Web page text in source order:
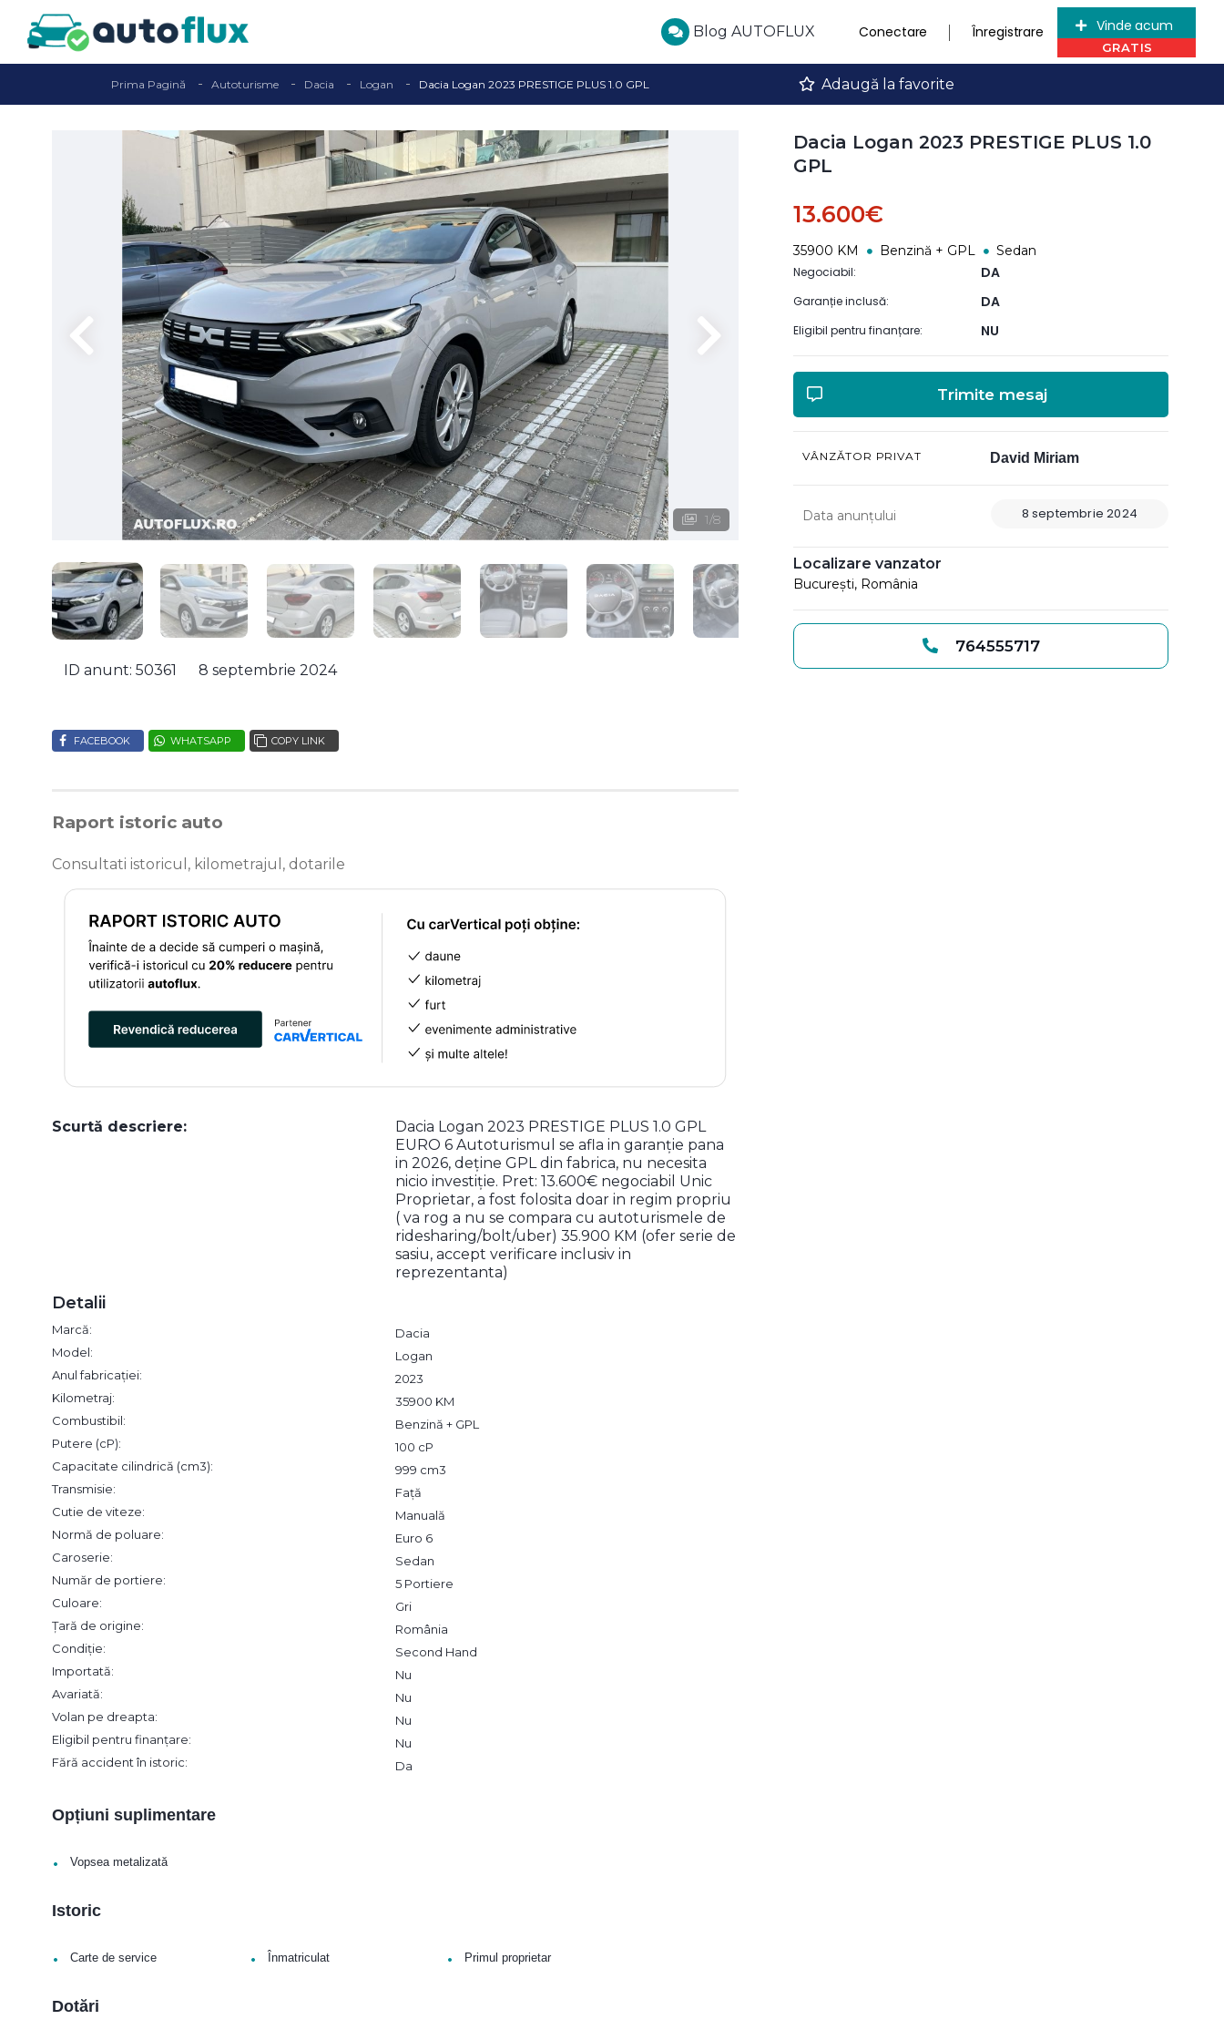
Blog AUTOFLUX Conectare Înregistrare Vinde acum
Prima Pagină Autoturisme Dacia Logan Dacia Logan 2023 PRESTIGE PLUS 1.0 GPL Adaugă la favorite
1/8
ID anunt: 50361 8 septembrie 2024
FACEBOOK WHATSAPP COPY LINK
Raport istoric auto
Consultati istoricul, kilometrajul, dotarile
Scurtă descriere:
Dacia Logan 2023 PRESTIGE PLUS 1.0 GPL
EURO 6 Autoturismul se afla in garanție pana
in 2026, deține GPL din fabrica, nu necesita
nicio investiție. Pret: 13.600€ negociabil Unic
Proprietar, a fost folosita doar in regim propriu
( va rog a nu se compara cu autoturismele de
ridesharing/bolt/uber) 35.900 KM (ofer serie de
sasiu, accept verificare inclusiv in
reprezentanta)
Detalii
Marcă:
Dacia
Model:
Logan
Anul fabricației:
2023
Kilometraj:
35900 KM
Combustibil:
Benzină + GPL
Putere (cP):
100 cP
Capacitate cilindrică (cm3):
999 cm3
Transmisie:
Față
Cutie de viteze:
Manuală
Normă de poluare:
Euro 6
Caroserie:
Sedan
Număr de portiere:
5 Portiere
Culoare:
Gri
Țară de origine:
România
Condiție:
Second Hand
Importată:
Nu
Avariată:
Nu
Volan pe dreapta:
Nu
Eligibil pentru finanțare:
Nu
Fără accident în istoric:
Da
Opțiuni suplimentare
• Vopsea metalizată
Istoric
• Carte de service • Înmatriculat • Primul proprietar
Dotări
Dacia Logan 2023 PRESTIGE PLUS 1.0
GPL
13.600€
35900 KM Benzină + GPL Sedan
Negociabil: DA
Garanție inclusă: DA
Eligibil pentru finanțare: NU
Trimite mesaj
VÂNZĂTOR PRIVAT David Miriam
Data anunțului 8 septembrie 2024
Localizare vanzator
București, România
764555717